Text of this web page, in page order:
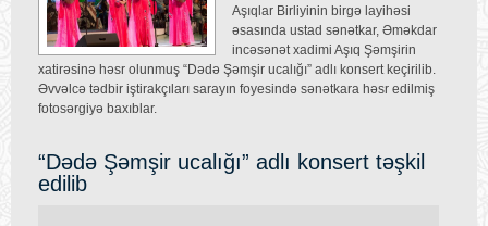
Aşıqlar Birliyinin birgə layihəsi
əsasında ustad sənətkar, Əməkdar
incəsənət xadimi Aşıq Şəmşirin
xatirəsinə həsr olunmuş “Dədə Şəmşir ucalığı” adlı konsert keçirilib.
Əvvəlcə tədbir iştirakçıları sarayın foyesində sənətkara həsr edilmiş
fotosərgiyə baxıblar.
“Dədə Şəmşir ucalığı” adlı konsert təşkil
edilib